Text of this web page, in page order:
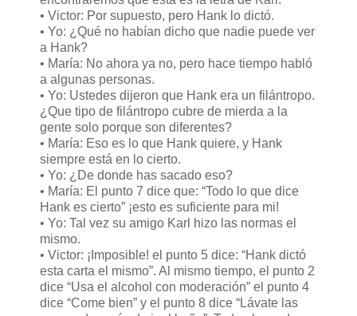
• Victor: Por supuesto, pero Hank lo dictó.
• Yo: ¿Qué no habían dicho que nadie puede ver
a Hank?
• María: No ahora ya no, pero hace tiempo habló
a algunas personas.
• Yo: Ustedes dijeron que Hank era un filántropo.
¿Que tipo de filántropo cubre de mierda a la
gente solo porque son diferentes?
• María: Eso es lo que Hank quiere, y Hank
siempre está en lo cierto.
• Yo: ¿De donde has sacado eso?
• María: El punto 7 dice que: “Todo lo que dice
Hank es cierto” ¡esto es suficiente para mi!
• Yo: Tal vez su amigo Karl hizo las normas el
mismo.
• Victor: ¡Imposible! el punto 5 dice: “Hank dictó
esta carta el mismo”. Al mismo tiempo, el punto 2
dice “Usa el alcohol con moderación” el punto 4
dice “Come bien” y el punto 8 dice “Lávate las